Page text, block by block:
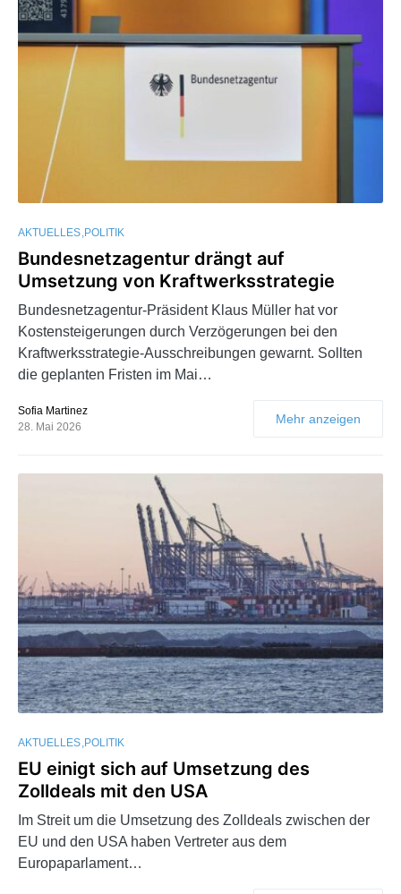
AKTUELLES POLITIK
Bundesnetzagentur drängt auf
Umsetzung von Kraftwerksstrategie
Bundesnetzagentur-Präsident Klaus Müller hat vor
Kostensteigerungen durch Verzögerungen bei den
Kraftwerksstrategie-Ausschreibungen gewarnt. Sollten
die geplanten Fristen im Mai…
Sofia Martinez
28. Mai 2026
Mehr anzeigen
AKTUELLES POLITIK
EU einigt sich auf Umsetzung des
Zolldeals mit den USA
Im Streit um die Umsetzung des Zolldeals zwischen der
EU und den USA haben Vertreter aus dem
Europaparlament…